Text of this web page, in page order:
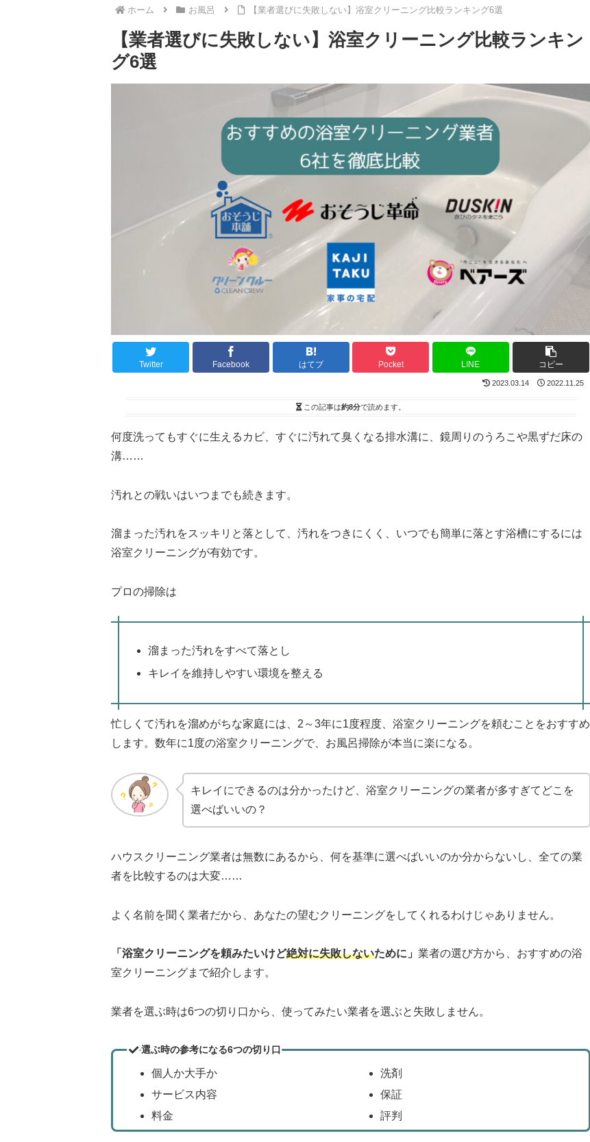
ホーム お風呂 【業者選びに失敗しない】浴室クリーニング比較ランキング6選
【業者選びに失敗しない】浴室クリーニング比較ランキン
グ6選
Twitter Facebook はてブ Pocket LINE コピー
2023.03.14 2022.11.25
この記事は約8分で読めます。
何度洗ってもすぐに生えるカビ、すぐに汚れて臭くなる排水溝に、鏡周りのうろこや黒ずだ床の
溝……
汚れとの戦いはいつまでも続きます。
溜まった汚れをスッキリと落として、汚れをつきにくく、いつでも簡単に落とす浴槽にするには
浴室クリーニングが有効です。
プロの掃除は
溜まった汚れをすべて落とし
キレイを維持しやすい環境を整える
忙しくて汚れを溜めがちな家庭には、2～3年に1度程度、浴室クリーニングを頼むことをおすすめ
します。数年に1度の浴室クリーニングで、お風呂掃除が本当に楽になる。
キレイにできるのは分かったけど、浴室クリーニングの業者が多すぎてどこを
選べばいいの？
ハウスクリーニング業者は無数にあるから、何を基準に選べばいいのか分からないし、全ての業
者を比較するのは大変……
よく名前を聞く業者だから、あなたの望むクリーニングをしてくれるわけじゃありません。
「浴室クリーニングを頼みたいけど絶対に失敗しないために」 業者の選び方から、おすすめの浴
室クリーニングまで紹介します。
業者を選ぶ時は6つの切り口から、使ってみたい業者を選ぶと失敗しません。
選ぶ時の参考になる6つの切り口
個人か大手か
サービス内容
料金
洗剤
保証
評判